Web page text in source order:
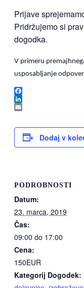
Prijave
Pridržujemo si
dogodka.
V primeru
usposabljanje
Facebook
LinkedIn
Email
Dodaj v
PODROBNOSTI
Datum:
23. marca, 2019
Čas:
09:00 do 17:00
Cena:
150EUR
Kategorij Dogodek: